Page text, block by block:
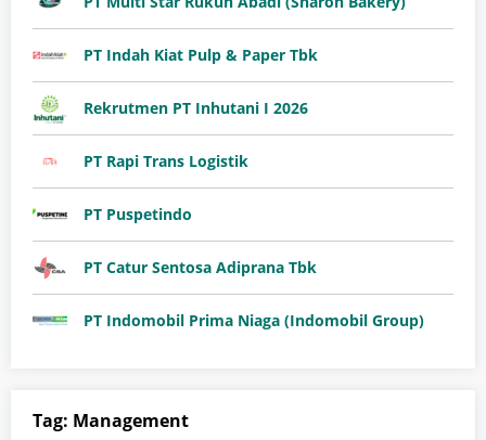
PT Indah Kiat Pulp & Paper Tbk
Rekrutmen PT Inhutani I 2026
PT Rapi Trans Logistik
PT Puspetindo
PT Catur Sentosa Adiprana Tbk
PT Indomobil Prima Niaga (Indomobil Group)
Tag: Management